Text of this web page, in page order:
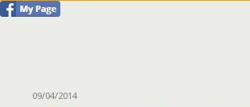
09/04/2014